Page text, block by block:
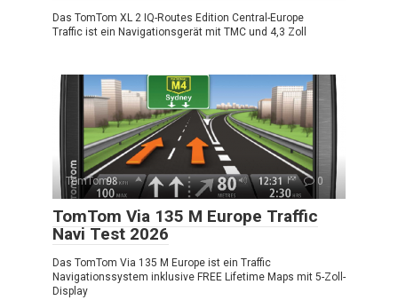
Das TomTom XL 2 IQ-Routes Edition Central-Europe
Traffic ist ein Navigationsgerät mit TMC und 4,3 Zoll
TomTom 0
TomTom Via 135 M Europe Traffic
Navi Test 2026
Das TomTom Via 135 M Europe ist ein Traffic
Navigationssystem inklusive FREE Lifetime Maps mit 5-Zoll-
Display